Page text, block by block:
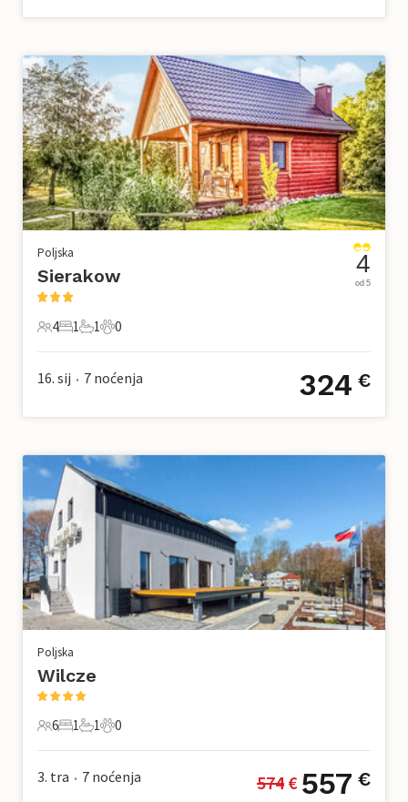
Poljska
Sierakow
4 Gosti
4
1 Spavaća soba
1
1 Kupaonica
1
0 Kućni ljubimac
0
4
od 5
16. sij • 7 noćenja 324 €
Poljska
Wilcze
6 Gosti
6
1 Spavaća soba
1
1 Kupaonica
1
0 Kućni ljubimac
0
3. tra • 7 noćenja 574 € 557 €